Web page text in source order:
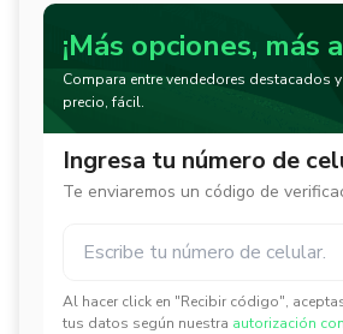
¡Más opciones, más
Compara entre vendedores destacados
precio, fácil.
Ingresa tu número de
Te enviaremos un código de
Al hacer click en "Recibir código",
tus datos según nuestra autorización